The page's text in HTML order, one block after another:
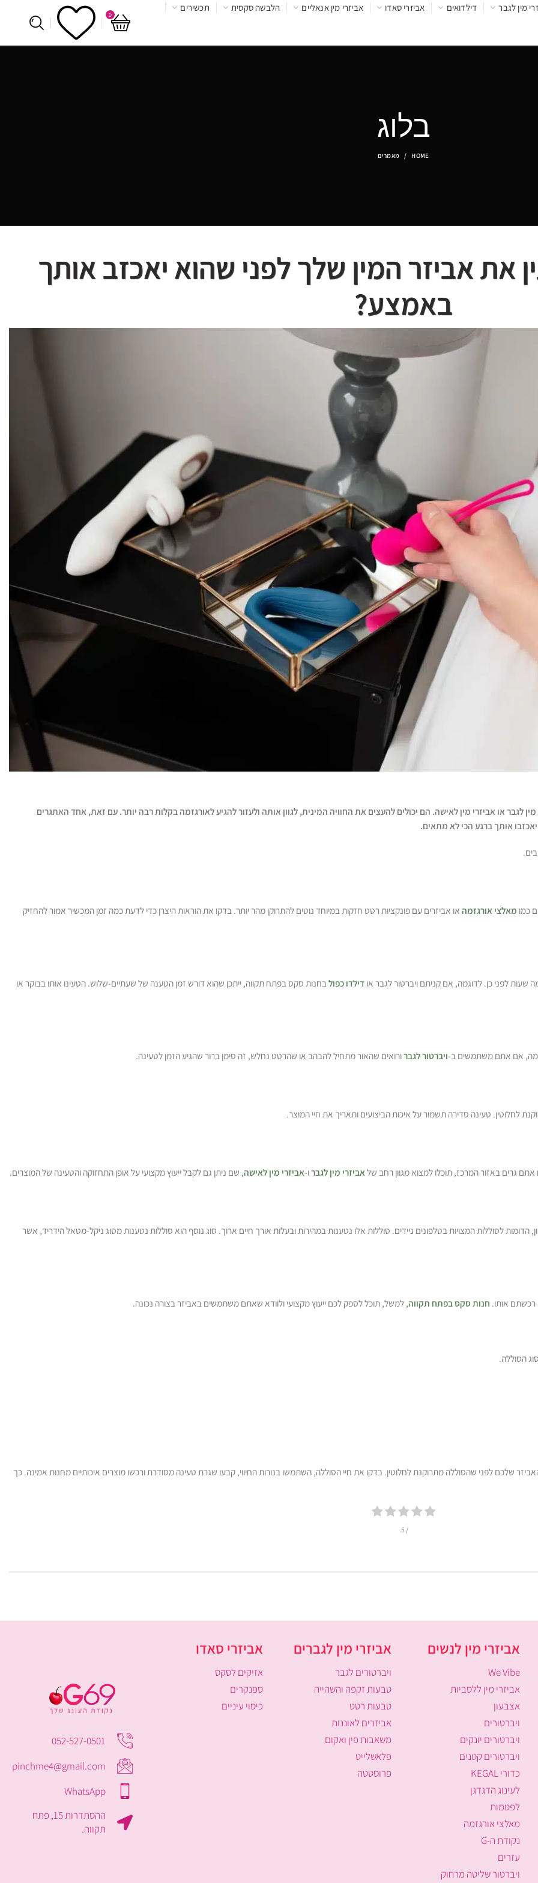
מין לגבר דילדואים אביזרי סאדו אביזרי מין אנאליים הלבשה סקסית תכשירים
0
בלוג
HOME מאמרים
את אביזר המין שלך לפני שהוא יאכזב אותך
באמצע?
לגבר או אביזרי מין לאישה. הם יכולים להעצים את החוויה המינית, לגוון אותה ולעזור להגיע לאורגזמה בקלות רבה יותר. עם זאת, אחד האתגרים
אותך ברגע הכי לא מתאים.
כמו מאלצי אורגזמה או אביזרים עם פונקציות רטט חזקות במיוחד נוטים להתרוקן מהר יותר. בדקו את הוראות היצרן כדי לדעת כמה זמן המכשיר אמור להחזיק
לפני כן. לדוגמה, אם קניתם ויברטור לגבר או דילדו כפולבחנות סקס בפתח תקווה, ייתכן שהוא דורש זמן הטענה של שעתיים-שלוש. הטעינו אותו בבוקר או
אם אתם משתמשים ב-ויברטור לגברורואים שהאור מתחיל להבהב או שהרטט נחלש, זה סימן ברור שהגיע הזמן לטעינה.
טעינה סדירה תשמור על איכות הביצועים ותאריך את חיי המוצר.
אתם גרים באזור המרכז, תוכלו למצוא מגוון רחב שלאביזרי מין לגברו-אביזרי מין לאישה, שם ניתן גם לקבל ייעוץ מקצועי על אופן התחזוקה והטעינה של המוצרים.
הדומות לסוללות המצויות בטלפונים ניידים. סוללות אלו נטענות במהירות ובעלות אורך חיים ארוך. סוג נוסף הוא סוללות נטענות מסוג ניקל-מטאל הידריד, אשר
רכשתם אותו. חנות סקס בפתח תקווה, למשל, תוכל לספק לכם ייעוץ מקצועי ולוודא שאתם משתמשים באביזר בצורה נכונה.
הסוללה.
שלכם לפני שהסוללה מתרוקנת לחלוטין. בדקו את חיי הסוללה, השתמשו בנורות החיווי, קבעו שגרת טעינה מסודרת ורכשו מוצרים איכותיים מחנות אמינה. כך
/ 5.
אביזרי מין לנשים
We Vibe
אביזרי מין ללסביות
אצבעון
ויברטורים
ויברטורים יונקים
ויברטורים קטנים
כדורי KEGAL
לעינוג הדגדגן
לפטמות
מאלצי אורגזמה
נקודת ה-G
עזרים
ויברטור שליטה מרחוק
אביזרי מין לגברים
ויברטורים לגבר
טבעות זקפה והשהייה
טבעות רטט
אביזרים לאוננות
משאבות פין ואקום
פלאשלייט
פרוסטטה
אביזרי סאדו
אזיקים לסקס
ספנקרים
כיסוי עיניים
052-527-0501
pinchme4@gmail.com
WhatsApp
ההסתדרות 15, פתח
תקווה.